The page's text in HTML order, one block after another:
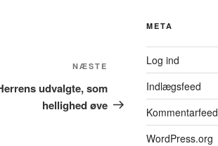
indlæg
NÆSTE
udvalgte, som
hellighed øve
META
Log ind
Indlægsfeed
Kommentarfeed
WordPress.org